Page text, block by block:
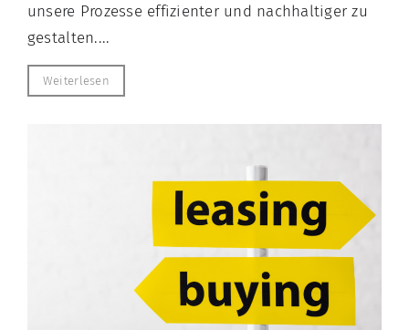
unsere Prozesse effizienter und nachhaltiger zu
gestalten....
Weiterlesen